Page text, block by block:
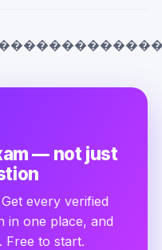
— not just
every verified
in one place, and
Free to start.